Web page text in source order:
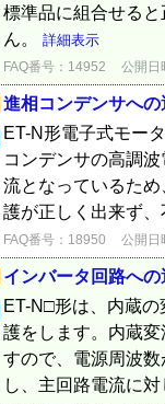
標準品に組合せる
ん。 詳細表示
FAQ番号：14952 公開日
進相コンデンサへ
ET-N形電子式モー
コンデンサの高調
流となっているた
護が正しく出来ず
FAQ番号：18950 公開日
インバータ回路へ
ET-N□形は、内蔵
護をします。内蔵
すので、電源周波
し、主回路電流に